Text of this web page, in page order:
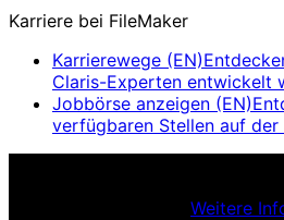
Karriere bei FileMaker
Karrierewege (EN)
Claris-Experten entwickelt
Jobbörse anzeigen (EN)
verfügbaren Stellen auf der
Weitere